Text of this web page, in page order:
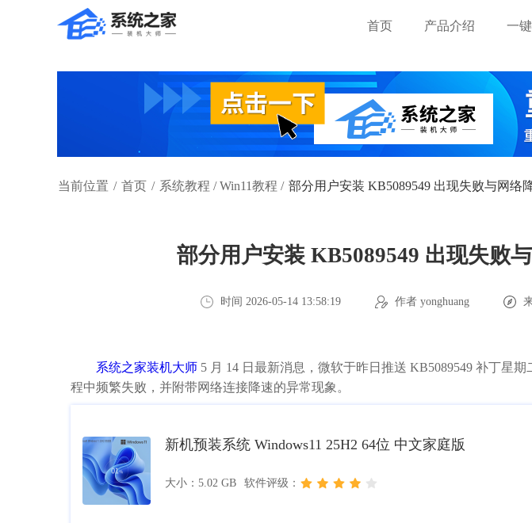
首页 产品介绍 一
当前位置 / 首页 / 系统教程 /Win11教程 / 部分用户安装 KB5089549 出现失败与网络
部分用户安装 KB5089549 出现失败
时间 2026-05-14 13:58:19 作者 yonghuang
系统之家装机大师 5 月 14 日最新消息，微软于昨日推送 KB5089549 补丁星
程中频繁失败，并附带网络连接降速的异常现象。
新机预装系统 Windows11 25H2 64位 中文家庭版
大小：5.02 GB 软件评级：